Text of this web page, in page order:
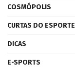
COSMÓPOLIS
CURTAS DO ESPORTE
DICAS
E-SPORTS